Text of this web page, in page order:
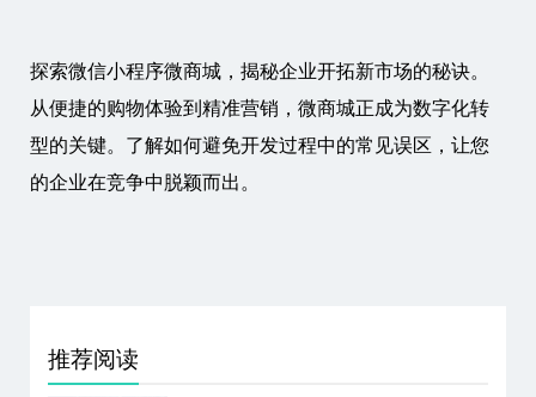
探索微信小程序微商城，揭秘企业开拓新市场的秘诀。
从便捷的购物体验到精准营销，微商城正成为数字化转
型的关键。了解如何避免开发过程中的常见误区，让您
的企业在竞争中脱颖而出。
推荐阅读